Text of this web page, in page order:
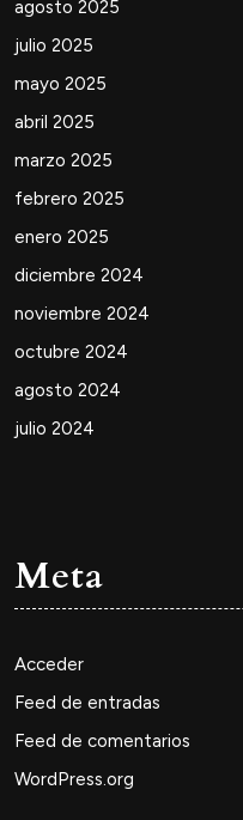
agosto 2025
julio 2025
mayo 2025
abril 2025
marzo 2025
febrero 2025
enero 2025
diciembre 2024
noviembre 2024
octubre 2024
agosto 2024
julio 2024
Meta
Acceder
Feed de entradas
Feed de comentarios
WordPress.org